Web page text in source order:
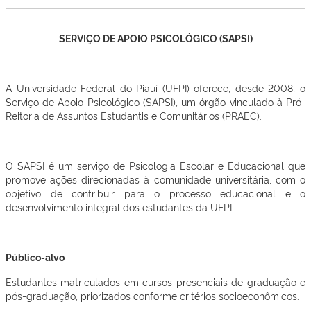
SERVIÇO DE APOIO PSICOLÓGICO (SAPSI)
A Universidade Federal do Piauí (UFPI) oferece, desde 2008, o
Serviço de Apoio Psicológico (SAPSI), um órgão vinculado à Pró-
Reitoria de Assuntos Estudantis e Comunitários (PRAEC).
O SAPSI é um serviço de Psicologia Escolar e Educacional que
promove ações direcionadas à comunidade universitária, com o
objetivo de contribuir para o processo educacional e o
desenvolvimento integral dos estudantes da UFPI.
Público-alvo
Estudantes matriculados em cursos presenciais de graduação e
pós-graduação, priorizados conforme critérios socioeconômicos.